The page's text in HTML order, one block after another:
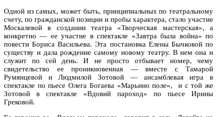
Одной из самых, может быть, принципиальных по театральному
счету, по гражданской позиции и пробы характера, стало участие
Москалевой в создании театра «Творческая мастерская», а
конкретно — ее участие в спектакле «Завтра была война» по
повести Бориса Васильева. Эта постановка Елены Бычковой по
существу и дала рождение самому новому театру. В нем она и
служит по сей день. И не просто отбывает номер, чему
свидетельство ее проникновенная — вместе с Тамарой
Румянцевой и Людмилой Зотовой — ансамблевая игра в
спектакле по пьесе Олега Богаева «Марьино поле», и с той же
Зотовой в спектакле «Вдовий пароход» по пьесе Ирины
Грековой.